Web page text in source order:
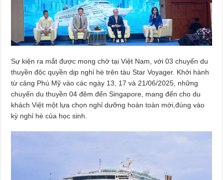
Sự kiện ra mắt được mong chờ tại Việt Nam, với 03 chuyến du
thuyền độc quyền dịp nghỉ hè trên tàu Star Voyager. Khởi hành
từ cảng Phú Mỹ vào các ngày 13, 17 và 21/06/2025, những
chuyến du thuyền 04 đêm đến Singapore, mang đến cho du
khách Việt một lựa chọn nghỉ dưỡng hoàn toàn mới,đúng vào
kỳ nghỉ hè của học sinh.